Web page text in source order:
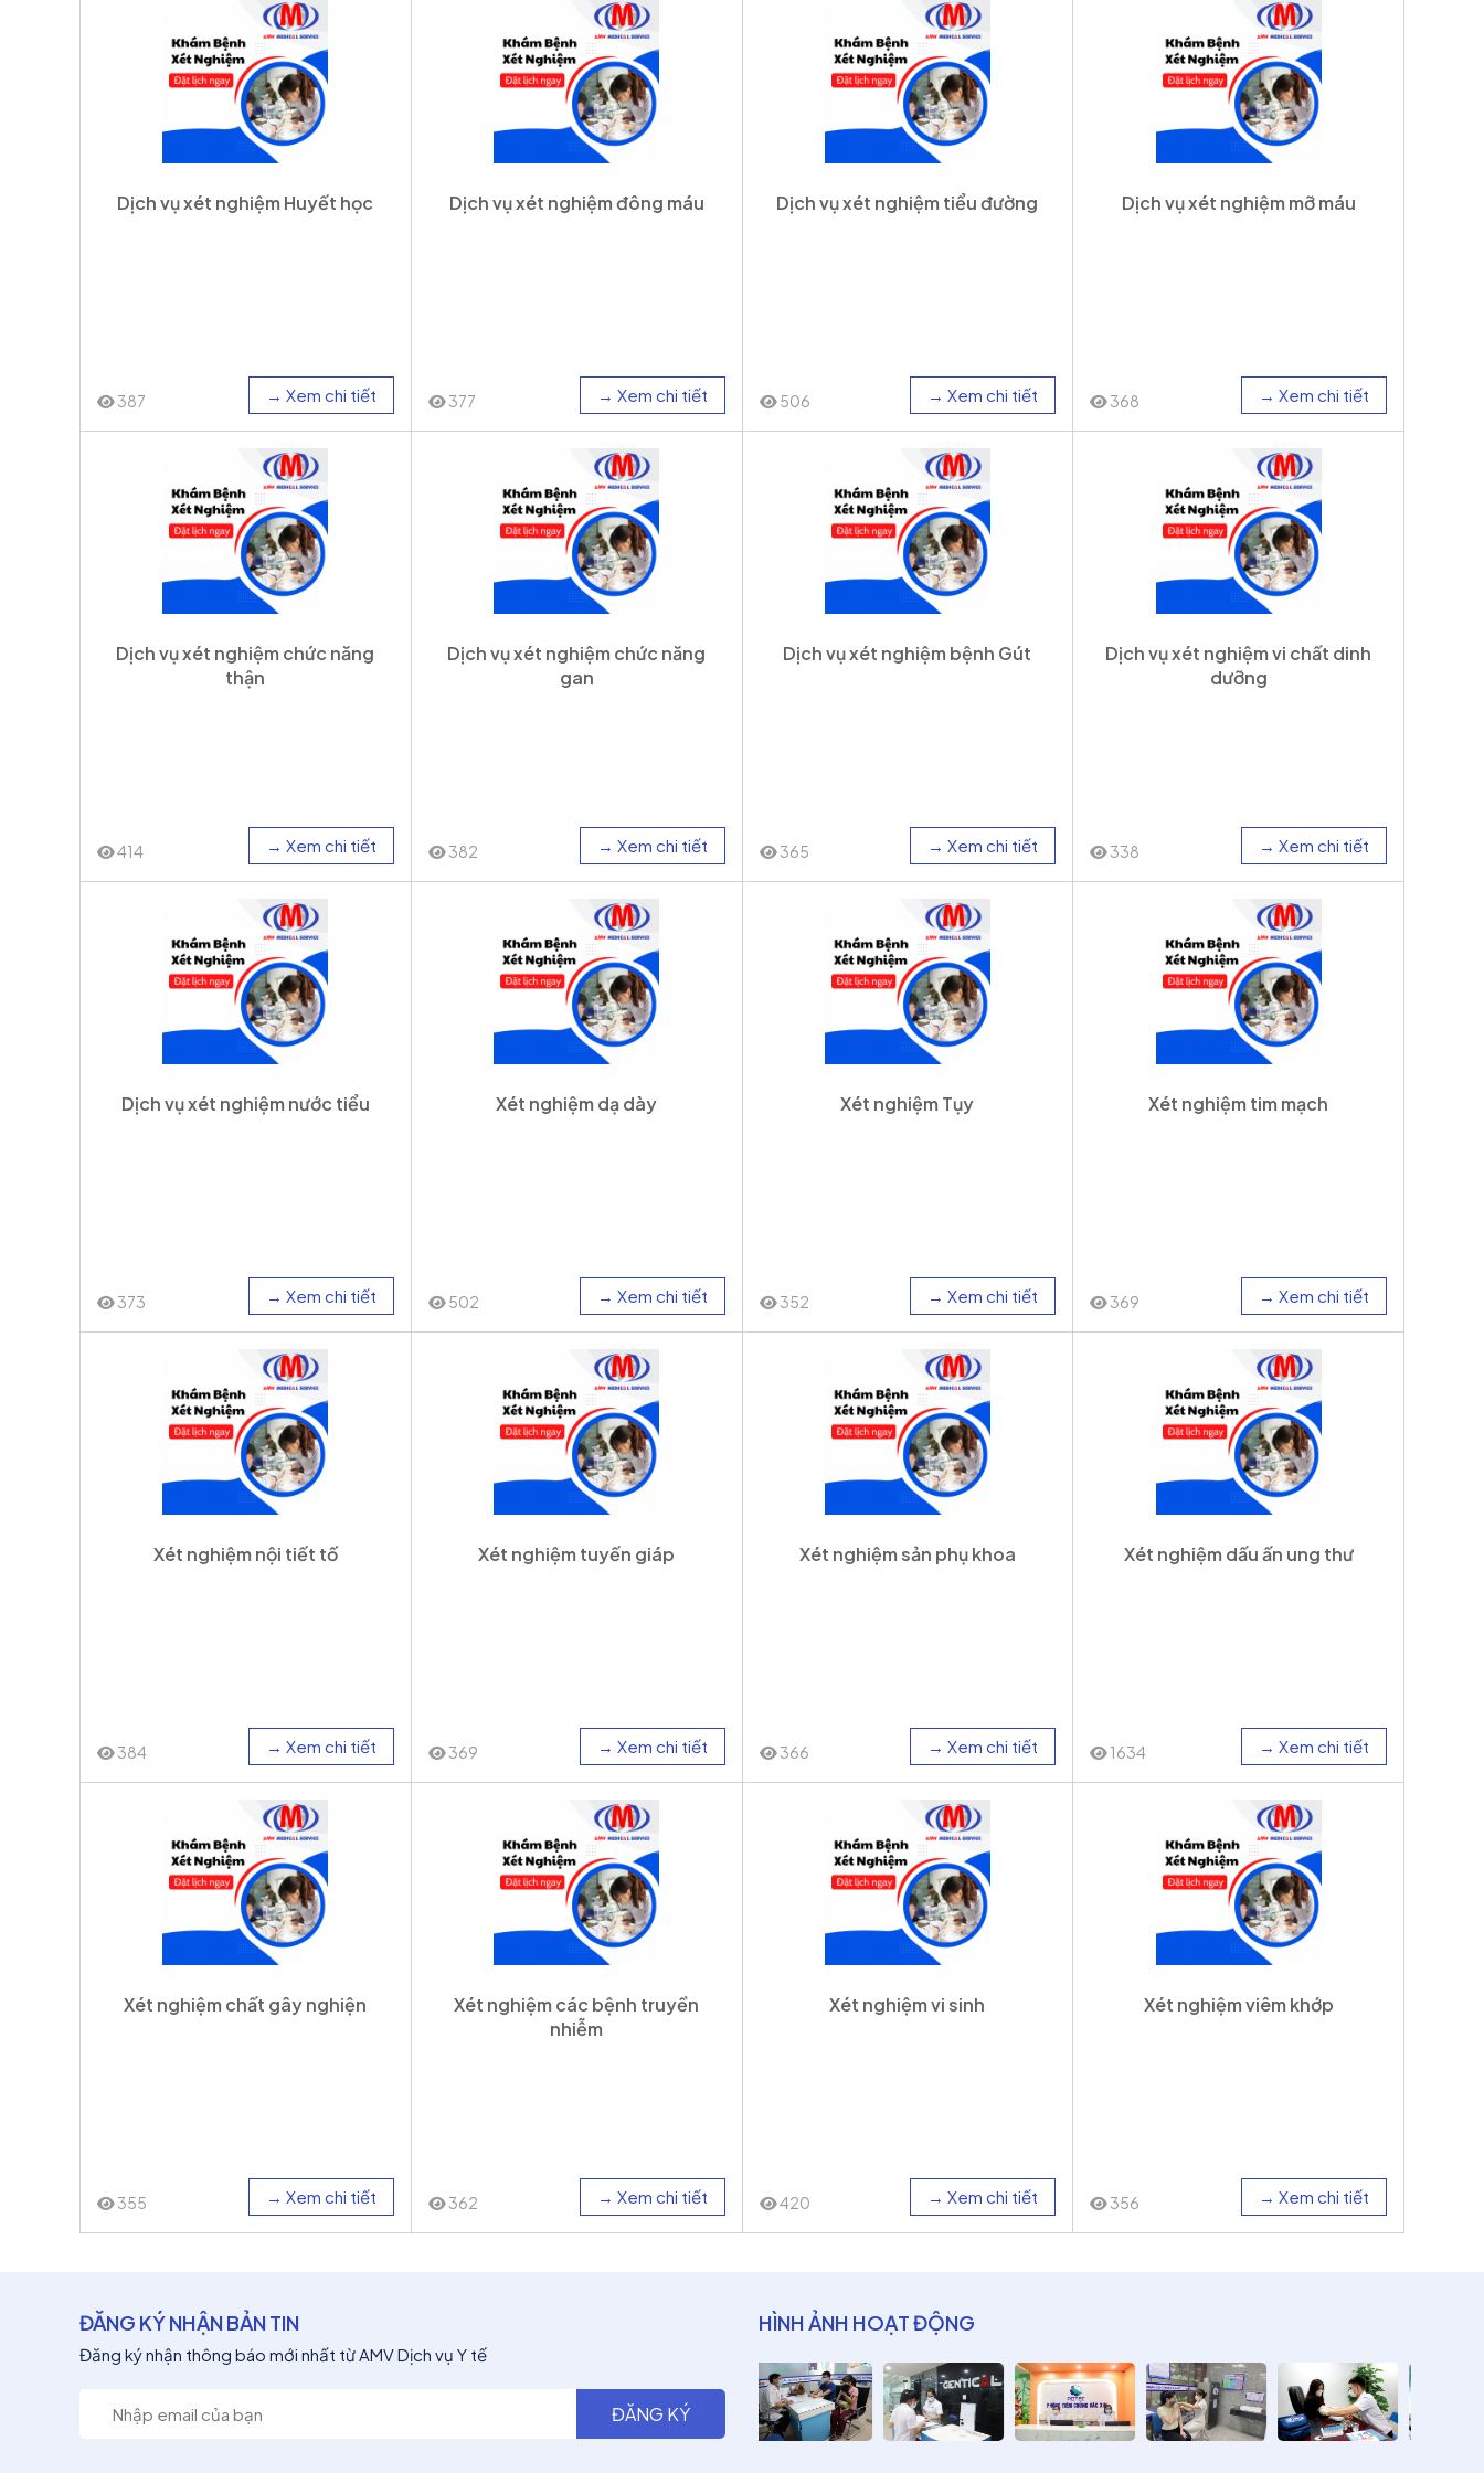
Dịch vụ xét nghiệm Huyết học
387 → Xem chi tiết
Dịch vụ xét nghiệm đông máu
377 → Xem chi tiết
Dịch vụ xét nghiệm tiểu đường
506 → Xem chi tiết
Dịch vụ xét nghiệm mỡ máu
368 → Xem chi tiết
Dịch vụ xét nghiệm chức năng
thận
414 → Xem chi tiết
Dịch vụ xét nghiệm chức năng
gan
382 → Xem chi tiết
Dịch vụ xét nghiệm bệnh Gút
365 → Xem chi tiết
Dịch vụ xét nghiệm vi chất dinh
dưỡng
338 → Xem chi tiết
Dịch vụ xét nghiệm nước tiểu
373 → Xem chi tiết
Xét nghiệm dạ dày
502 → Xem chi tiết
Xét nghiệm Tụy
352 → Xem chi tiết
Xét nghiệm tim mạch
369 → Xem chi tiết
Xét nghiệm nội tiết tố
384 → Xem chi tiết
Xét nghiệm tuyến giáp
369 → Xem chi tiết
Xét nghiệm sản phụ khoa
366 → Xem chi tiết
Xét nghiệm dấu ấn ung thư
1634 → Xem chi tiết
Xét nghiệm chất gây nghiện
355 → Xem chi tiết
Xét nghiệm các bệnh truyền
nhiễm
362 → Xem chi tiết
Xét nghiệm vi sinh
420 → Xem chi tiết
Xét nghiệm viêm khớp
356 → Xem chi tiết
ĐĂNG KÝ NHẬN BẢN TIN
Đăng ký nhận thông báo mới nhất từ AMV Dịch vụ Y tế
HÌNH ẢNH HOẠT ĐỘNG